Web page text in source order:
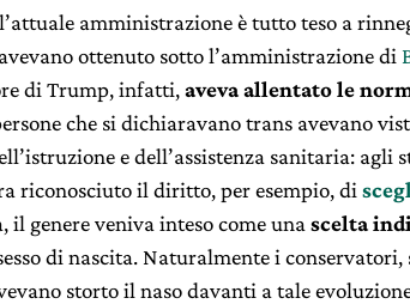
amministrazione è tutto teso a
ottenuto sotto l’amministrazione di
di Trump, infatti,aveva allentato le
che si dichiaravano trans avevano
e dell’assistenza sanitaria: agli
riconosciuto il diritto, per esempio, di
il genere veniva inteso come una scelta
di nascita. Naturalmente i
storto il naso davanti a tale